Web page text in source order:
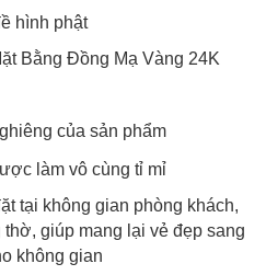
Bằng Đồng Mạ Vàng 24K
của sản phẩm
tại không gian phòng khách,
giúp mang lại vẻ đẹp sang
không gian